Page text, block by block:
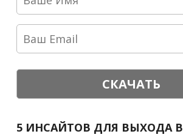
СКАЧАТЬ
5 ИНСАЙТОВ ДЛЯ ВЫХОДА В